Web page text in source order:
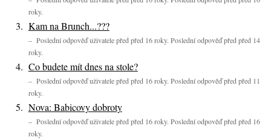
roky.
Kam na Brunch...???
– Poslední odpověď uživatele před před 16 roky. Poslední odpověď před před 14
roky.
Co budete mít dnes na stole?
– Poslední odpověď uživatele před před 16 roky. Poslední odpověď před před 11
roky.
Nova: Babicovy dobroty
– Poslední odpověď uživatele před před 16 roky. Poslední odpověď před před 16
roky.